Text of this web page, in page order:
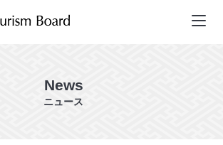
News
ニュース